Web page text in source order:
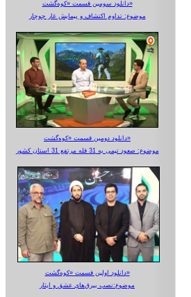
دانلود سومین قسمت «کوه‌گشت»
موضوع: تداوم اکتشاف و پیمایش غار جوجار
دانلود دومین قسمت «کوه‌گشت»
موضوع: صعود تیمی به 31 قله مرتفع 31 استان کشور
دانلود اولین قسمت «کوه‌گشت»
موضوع:نصب بیرق‌های عشق و ایثار